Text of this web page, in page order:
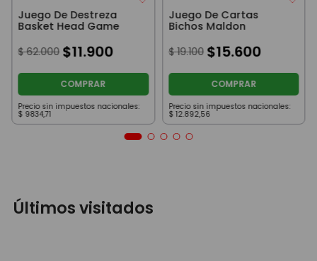
Juego De Destreza
Basket Head Game
$ 62.000 $11.900
COMPRAR
Precio sin impuestos nacionales:
$ 9834,71
Juego De Cartas
Bichos Maldon
$ 19.100 $15.600
COMPRAR
Precio sin impuestos nacionales:
$ 12.892,56
Últimos visitados